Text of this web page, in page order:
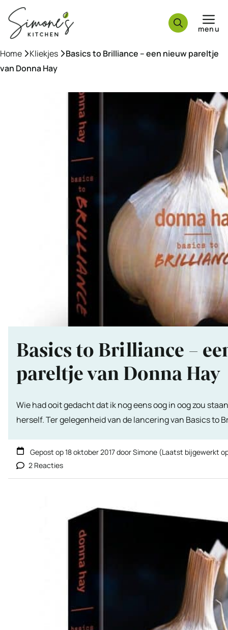
naar
inhoud
menu
Home »Kliekjes »Basics to Brilliance – een nieuw pareltje
van Donna Hay
Basics to Brilliance –
pareltje van Donna Hay
Wie had ooit gedacht dat ik nog eens oog in oog zou
herself. Ter gelegenheid van de lancering van Basics to
Gepost op18 oktober 2017doorSimone (Laatst bijgewerkt
2 Reacties